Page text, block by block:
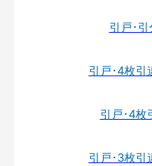
引戸･
引戸･4枚引
引戸･4枚
引戸･3枚引